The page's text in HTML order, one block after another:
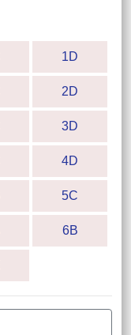
1D
2D
3D
4D
5C
6B